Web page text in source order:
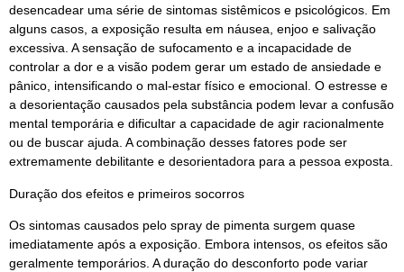
desencadear uma série de sintomas sistêmicos e psicológicos. Em
alguns casos, a exposição resulta em náusea, enjoo e salivação
excessiva. A sensação de sufocamento e a incapacidade de
controlar a dor e a visão podem gerar um estado de ansiedade e
pânico, intensificando o mal-estar físico e emocional. O estresse e
a desorientação causados pela substância podem levar a confusão
mental temporária e dificultar a capacidade de agir racionalmente
ou de buscar ajuda. A combinação desses fatores pode ser
extremamente debilitante e desorientadora para a pessoa exposta.
Duração dos efeitos e primeiros socorros
Os sintomas causados pelo spray de pimenta surgem quase
imediatamente após a exposição. Embora intensos, os efeitos são
geralmente temporários. A duração do desconforto pode variar